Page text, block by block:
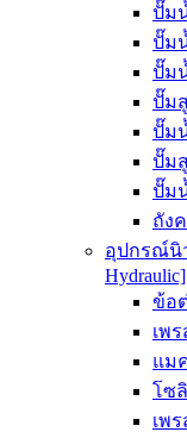
ปั๊ม
ปั๊ม
ปั๊มน้
ปั๊ม
ปั๊ม
ปั๊ม
ปั๊ม
ถัง
อุปกรณ์นิว
Hydraulic]
ข้อ
เพร
แม
โซ
เพ